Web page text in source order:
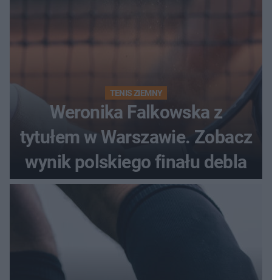
TENIS ZIEMNY
Weronika Falkowska z
tytułem w Warszawie. Zobacz
wynik polskiego finału debla